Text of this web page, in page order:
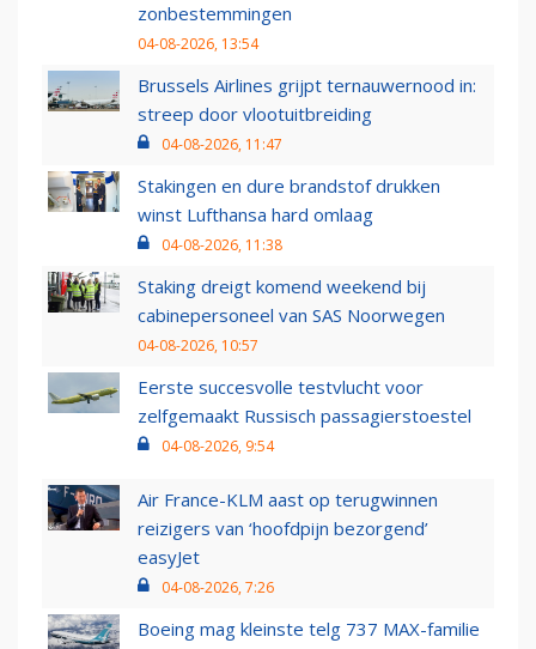
zonbestemmingen
04-08-2026, 13:54
Brussels Airlines grijpt ternauwernood in:
streep door vlootuitbreiding
04-08-2026, 11:47
Stakingen en dure brandstof drukken
winst Lufthansa hard omlaag
04-08-2026, 11:38
Staking dreigt komend weekend bij
cabinepersoneel van SAS Noorwegen
04-08-2026, 10:57
Eerste succesvolle testvlucht voor
zelfgemaakt Russisch passagierstoestel
04-08-2026, 9:54
Air France-KLM aast op terugwinnen
reizigers van ‘hoofdpijn bezorgend’
easyJet
04-08-2026, 7:26
Boeing mag kleinste telg 737 MAX-familie